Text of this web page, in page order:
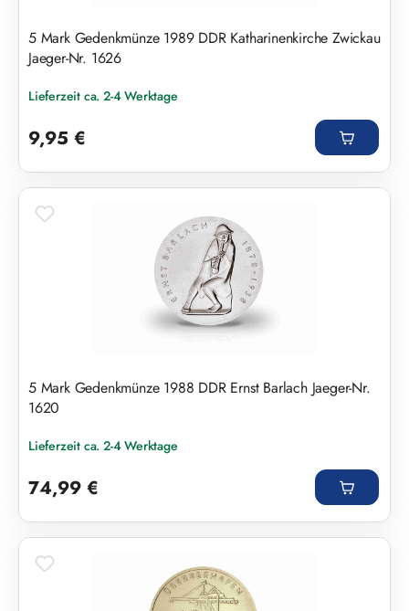
5 Mark Gedenkmünze 1989 DDR Katharinenkirche Zwickau
Jaeger-Nr. 1626
Lieferzeit ca. 2-4 Werktage
9,95 €
5 Mark Gedenkmünze 1988 DDR Ernst Barlach Jaeger-Nr.
1620
Lieferzeit ca. 2-4 Werktage
74,99 €